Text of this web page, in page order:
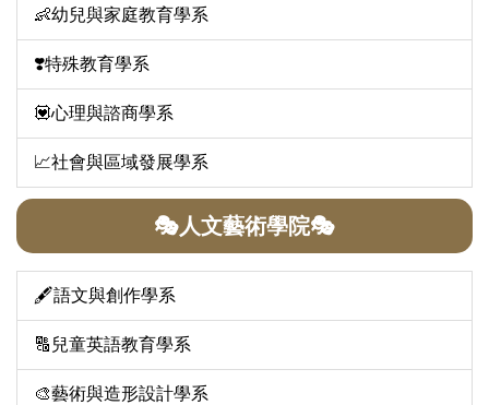
👶幼兒與家庭教育學系
❣️特殊教育學系
💟心理與諮商學系
📈社會與區域發展學系
🎭人文藝術學院🎭
🖋️語文與創作學系
🔠兒童英語教育學系
🎨藝術與造形設計學系